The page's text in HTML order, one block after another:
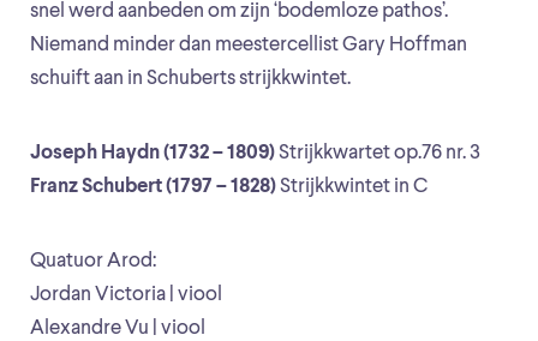
snel werd aanbeden om zijn ‘bodemloze pathos’.
Niemand minder dan meestercellist Gary Hoffman
schuift aan in Schuberts strijkkwintet.
Joseph Haydn (1732 – 1809)Strijkkwartet op.76 nr. 3
Franz Schubert (1797 – 1828)Strijkkwintet in C
Quatuor Arod:
Jordan Victoria | viool
Alexandre Vu | viool